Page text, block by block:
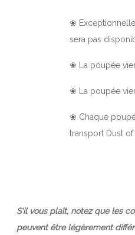
❀
sera pas
❀ La poupée
❀ La poupée
❀ Chaque
transport Dust of
S'il vous plaît, notez que les
peuvent être légèrement